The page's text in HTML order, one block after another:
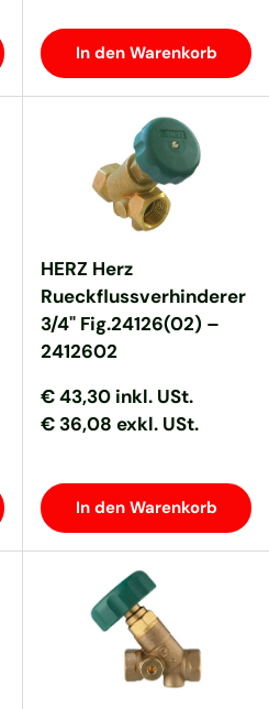
In den Warenkorb
HERZ Herz
Rueckflussverhinderer
3/4" Fig.24126(02) –
2412602
Normaler Preis
Normaler Preis
€ 43,30 inkl. USt.
€ 36,08 exkl. USt.
In den Warenkorb